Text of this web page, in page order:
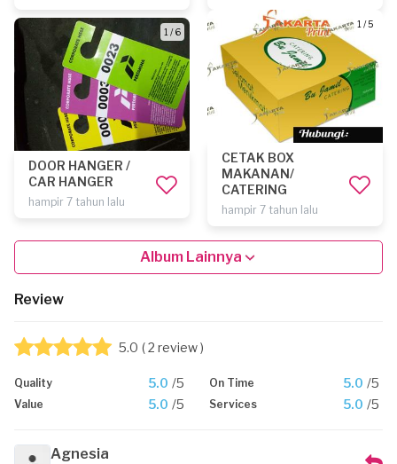
1 / 6
DOOR HANGER /
CAR HANGER
hampir 7 tahun lalu
1 / 5
CETAK BOX
MAKANAN/
CATERING
hampir 7 tahun lalu
Album Lainnya
Review
5.0 ( 2 review )
Quality 5.0 /5 On Time 5.0 /5
Value 5.0 /5 Services 5.0 /5
Agnesia